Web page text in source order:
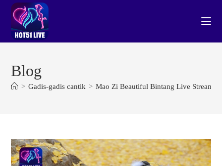
Skip
content
Blog
> Gadis-gadis cantik > Mao Zi Beautiful Bintang Live